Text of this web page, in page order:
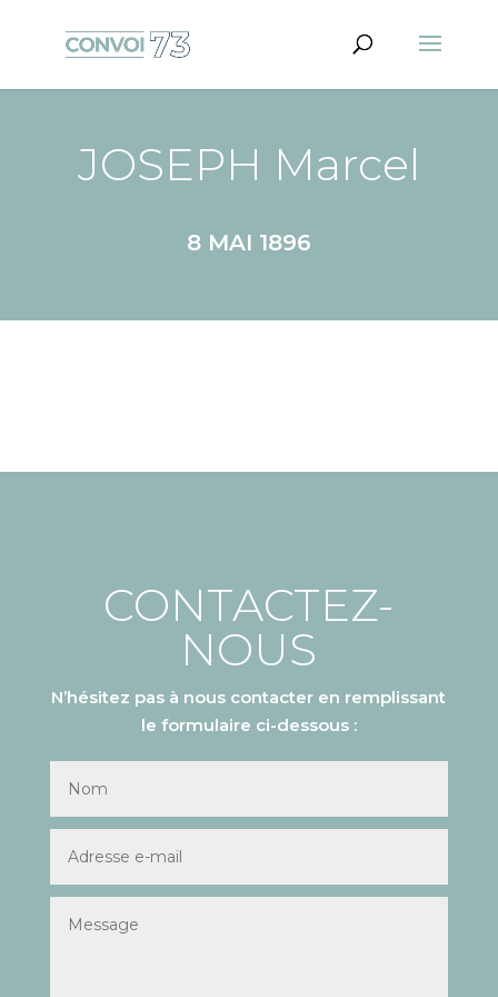
JOSEPH Marcel
8 MAI 1896
CONTACTEZ-
NOUS
N’hésitez pas à nous contacter en remplissant
le formulaire ci-dessous :